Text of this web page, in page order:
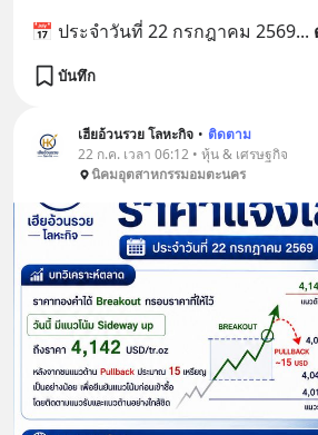
📅 ประจำวันที่ 22 กรกฎาคม 2569...
บันทึก
เฮียอ้วนรวย โลหะกิจ • ติดตาม
22 ก.ค. เวลา 06:12 • หุ้น & เศรษฐกิจ
นิคมอุตสาหกรรมอมตะนคร